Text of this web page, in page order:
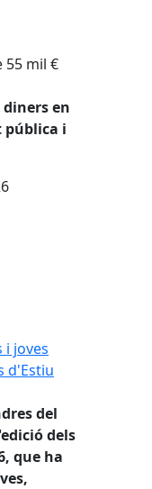
55 mil €
en
i
i joves
d'Estiu
del
dels
que ha